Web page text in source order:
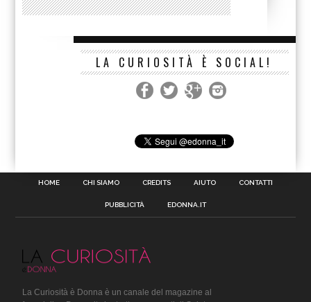
LA CURIOSITÀ È SOCIAL!
HOME CHI SIAMO CREDITS AIUTO CONTATTI
PUBBLICITÀ EDONNA.IT
La Curiosità è Donna è un canale del magazine al